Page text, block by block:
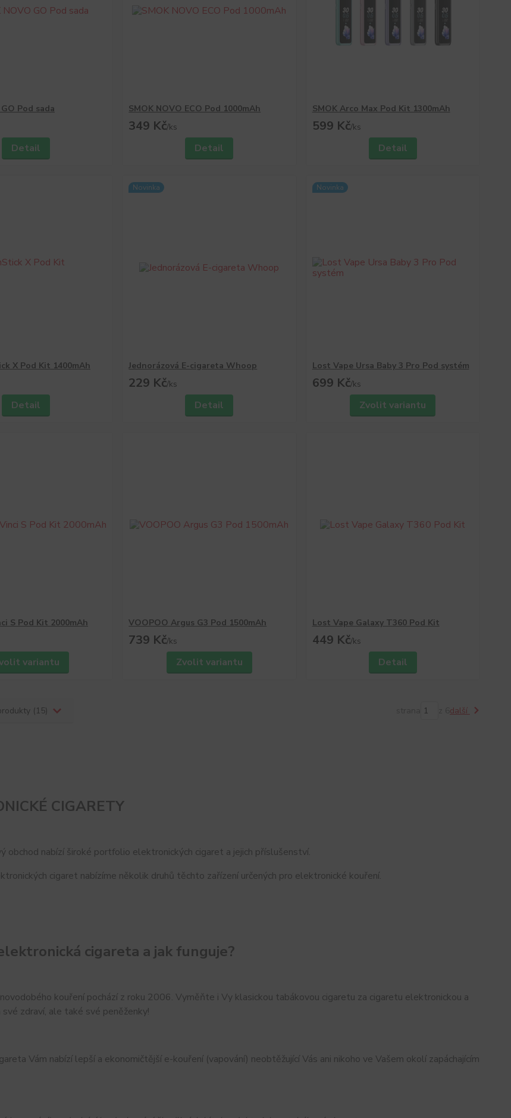
Pod sada
Detail
SMOK NOVO ECO Pod 1000mAh
349 Kč/ks
Detail
SMOK Arco Max Pod Kit 1300mAh
599 Kč/ks
Detail
X Pod Kit 1400mAh
Detail
Novinka
Jednorázová E-cigareta Whoop
229 Kč/ks
Detail
Novinka
Lost Vape Ursa Baby 3 Pro Pod systém
699 Kč/ks
Zvolit variantu
S Pod Kit 2000mAh
variantu
VOOPOO Argus G3 Pod 1500mAh
739 Kč/ks
Zvolit variantu
Lost Vape Galaxy T360 Pod Kit
449 Kč/ks
Detail
(15) další
CIGARETY
obchod nabízí široké portfolio elektronických cigaret a jejich příslušenství.
cigaret nabízíme několik druhů těchto zařízení určených pro elektronické kouření.
cigareta a jak funguje?
kouření pochází z roku 2006. Vyměňte i Vy klasickou tabákovou cigaretu za cigaretu elektronickou a
zdraví, ale také své peněženky!
Vám nabízí lepší a ekonomičtější e-kouření (vapování) neobtěžující Vás ani nikoho ve Vašem okolí zapáchajícím